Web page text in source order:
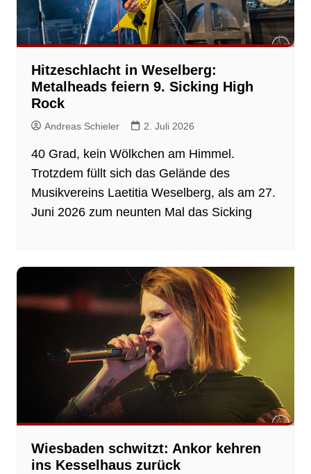
Hitzeschlacht in Weselberg:
Metalheads feiern 9. Sicking High
Rock
Andreas Schieler 2. Juli 2026
40 Grad, kein Wölkchen am Himmel.
Trotzdem füllt sich das Gelände des
Musikvereins Laetitia Weselberg, als am 27.
Juni 2026 zum neunten Mal das Sicking
Wiesbaden schwitzt: Ankor kehren
ins Kesselhaus zurück